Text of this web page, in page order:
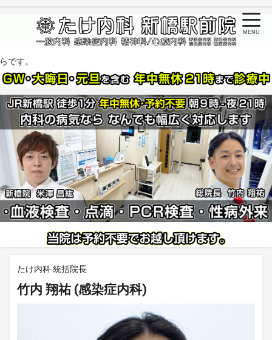
MENU
たけ内科 統括院長
竹内 翔祐 (感染症内科)